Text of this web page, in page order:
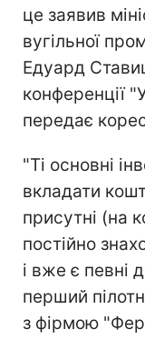
це заявив
вугільної
Едуард
конференції
передає
"Ті основні
вкладати
присутні (на
постійно
і вже є певні
перший
з фірмою